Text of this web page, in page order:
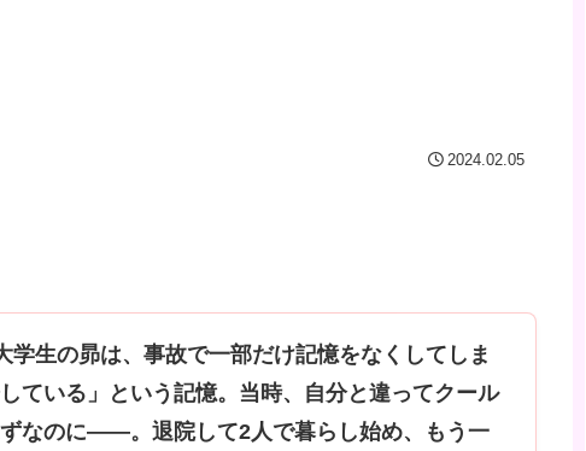
2024.02.05
学生の昴は、事故で一部だけ記憶をなくしてしま
ている」という記憶。当時、自分と違ってクール
なのに――。退院して2人で暮らし始め、もう一